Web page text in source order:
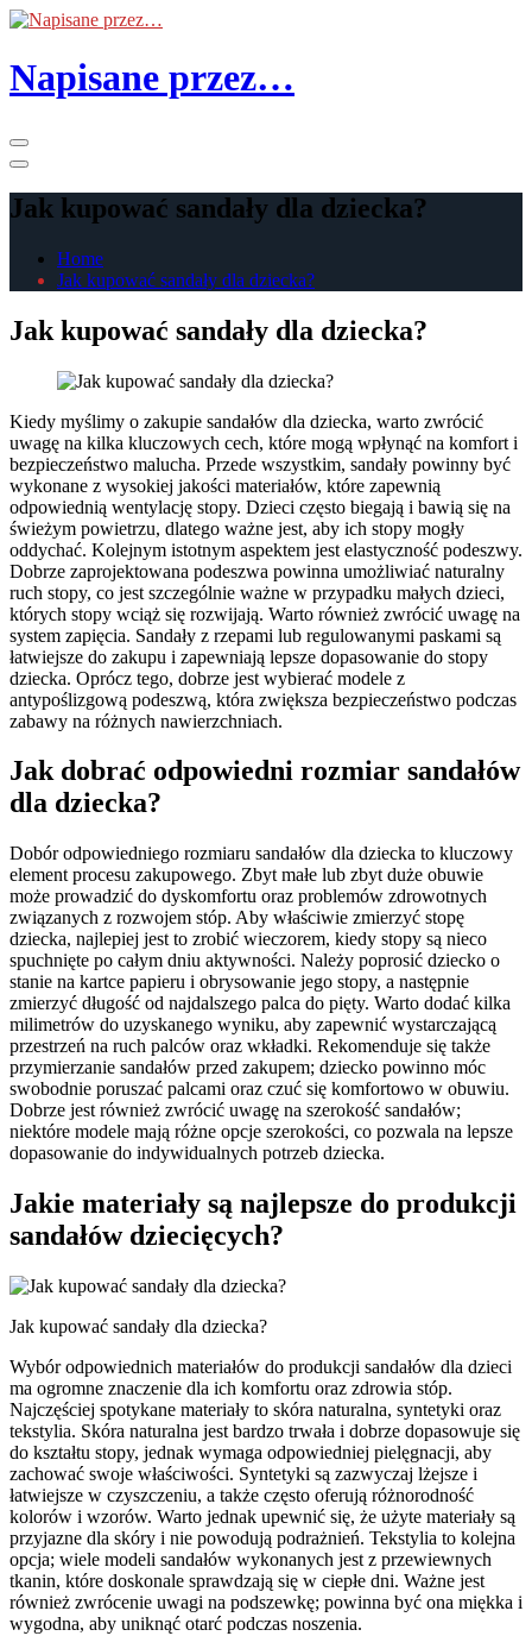
Skip
the
content
Napisane przez…
Jak kupować sandały dla dziecka?
Home
Jak kupować sandały dla dziecka?
Jak kupować sandały dla dziecka?
Kiedy myślimy o zakupie sandałów dla dziecka, warto zwrócić
uwagę na kilka kluczowych cech, które mogą wpłynąć na komfort i
bezpieczeństwo malucha. Przede wszystkim, sandały powinny być
wykonane z wysokiej jakości materiałów, które zapewnią
odpowiednią wentylację stopy. Dzieci często biegają i bawią się na
świeżym powietrzu, dlatego ważne jest, aby ich stopy mogły
oddychać. Kolejnym istotnym aspektem jest elastyczność podeszwy.
Dobrze zaprojektowana podeszwa powinna umożliwiać naturalny
ruch stopy, co jest szczególnie ważne w przypadku małych dzieci,
których stopy wciąż się rozwijają. Warto również zwrócić uwagę na
system zapięcia. Sandały z rzepami lub regulowanymi paskami są
łatwiejsze do zakupu i zapewniają lepsze dopasowanie do stopy
dziecka. Oprócz tego, dobrze jest wybierać modele z
antypoślizgową podeszwą, która zwiększa bezpieczeństwo podczas
zabawy na różnych nawierzchniach.
Jak dobrać odpowiedni rozmiar sandałów
dla dziecka?
Dobór odpowiedniego rozmiaru sandałów dla dziecka to kluczowy
element procesu zakupowego. Zbyt małe lub zbyt duże obuwie
może prowadzić do dyskomfortu oraz problemów zdrowotnych
związanych z rozwojem stóp. Aby właściwie zmierzyć stopę
dziecka, najlepiej jest to zrobić wieczorem, kiedy stopy są nieco
spuchnięte po całym dniu aktywności. Należy poprosić dziecko o
stanie na kartce papieru i obrysowanie jego stopy, a następnie
zmierzyć długość od najdalszego palca do pięty. Warto dodać kilka
milimetrów do uzyskanego wyniku, aby zapewnić wystarczającą
przestrzeń na ruch palców oraz wkładki. Rekomenduje się także
przymierzanie sandałów przed zakupem; dziecko powinno móc
swobodnie poruszać palcami oraz czuć się komfortowo w obuwiu.
Dobrze jest również zwrócić uwagę na szerokość sandałów;
niektóre modele mają różne opcje szerokości, co pozwala na lepsze
dopasowanie do indywidualnych potrzeb dziecka.
Jakie materiały są najlepsze do produkcji
sandałów dziecięcych?
Jak kupować sandały dla dziecka?
Wybór odpowiednich materiałów do produkcji sandałów dla dzieci
ma ogromne znaczenie dla ich komfortu oraz zdrowia stóp.
Najczęściej spotykane materiały to skóra naturalna, syntetyki oraz
tekstylia. Skóra naturalna jest bardzo trwała i dobrze dopasowuje się
do kształtu stopy, jednak wymaga odpowiedniej pielęgnacji, aby
zachować swoje właściwości. Syntetyki są zazwyczaj lżejsze i
łatwiejsze w czyszczeniu, a także często oferują różnorodność
kolorów i wzorów. Warto jednak upewnić się, że użyte materiały są
przyjazne dla skóry i nie powodują podrażnień. Tekstylia to kolejna
opcja; wiele modeli sandałów wykonanych jest z przewiewnych
tkanin, które doskonale sprawdzają się w ciepłe dni. Ważne jest
również zwrócenie uwagi na podszewkę; powinna być ona miękka i
wygodna, aby uniknąć otarć podczas noszenia.